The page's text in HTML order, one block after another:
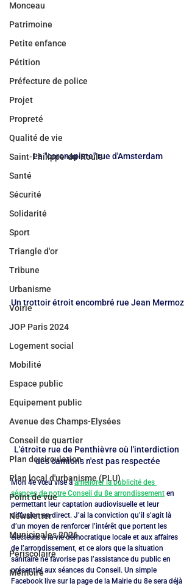
Monceau
Patrimoine
Petite enfance
Pétition
Préfecture de police
Projet
Propreté
Qualité de vie
Saint-Philippe-du-Roule
Santé
Sécurité
Solidarité
Sport
Triangle d'or
Tribune
Urbanisme
Voirie
JOP Paris 2024
Logement social
Mobilité
Espace public
Equipement public
Avenue des Champs-Elysées
Conseil de quartier
Plan de circulation
Plan local d'urbanisme (PLU)
Point de vue
Newsletter
Municipales 2026
Périscolaire
Mémoire
La "coronapiste" rue d'Amsterdam
Un trottoir étroit encombré rue Jean Mermoz
L'étroite rue de Penthièvre où l'interdiction
des camions n'est pas respectée
Mon 4e vœu vise à améliorer la publicité des
séances de notre Conseil du 8e arrondissement en
permettant leur captation audiovisuelle et leur
diffusion en direct. J’ai la conviction qu’il s’agit là
d’un moyen de renforcer l’intérêt que portent les
électeurs à la vie démocratique locale et aux affaires
de l’arrondissement, et ce alors que la situation
sanitaire ne favorise pas l’assistance du public en
présentiel aux séances du Conseil. Un simple
Facebook live sur la page de la Mairie du 8e sera déjà